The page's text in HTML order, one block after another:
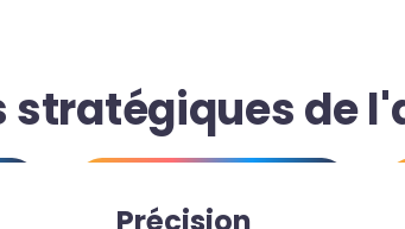
stratégiques de